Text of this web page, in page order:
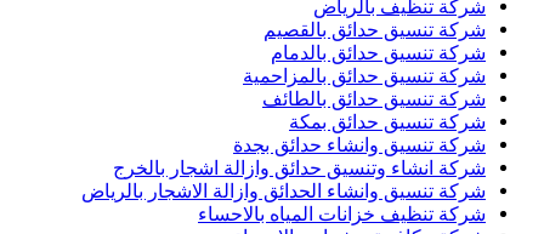
شركة تنظيف بالرياض
شركة تنسيق حدائق بالقصيم
شركة تنسيق حدائق بالدمام
شركة تنسيق حدائق بالمزاحمية
شركة تنسيق حدائق بالطائف
شركة تنسيق حدائق بمكة
شركة تنسيق وانشاء حدائق بجدة
شركة انشاء وتنسيق حدائق وازالة اشجار بالخرج
شركة تنسيق وانشاء الحدائق وازالة الاشجار بالرياض
شركة تنظيف خزانات المياه بالاحساء